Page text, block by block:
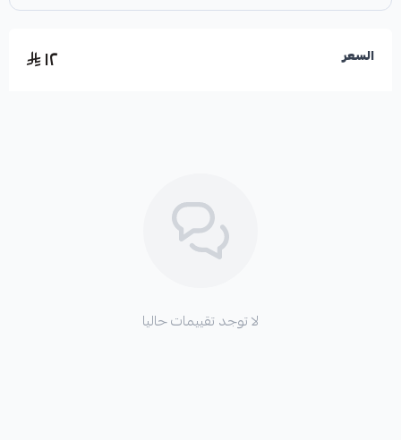
السعر ١٢
لا توجد تقييمات حاليا